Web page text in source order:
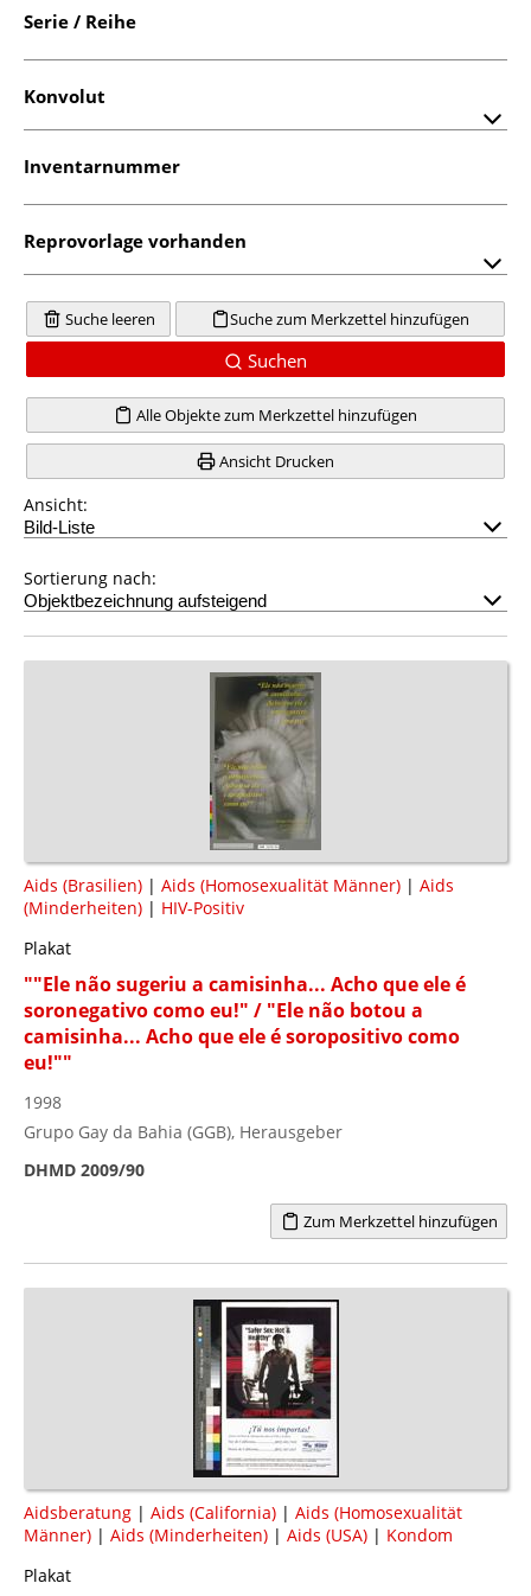
Serie / Reihe
Konvolut
Inventarnummer
Reprovorlage vorhanden
Suche leeren Suche zum Merkzettel hinzufügen
Suchen
Alle Objekte zum Merkzettel hinzufügen
Ansicht Drucken
Ansicht:
Sortierung nach:
Aids (Brasilien) | Aids (Homosexualität Männer) | Aids
(Minderheiten) | HIV-Positiv
Plakat
""Ele não sugeriu a camisinha... Acho que ele é
soronegativo como eu!" / "Ele não botou a
camisinha... Acho que ele é soropositivo como
eu!""
1998
Grupo Gay da Bahia (GGB), Herausgeber
DHMD 2009/90
Zum Merkzettel hinzufügen
Aidsberatung | Aids (California) | Aids (Homosexualität
Männer) | Aids (Minderheiten) | Aids (USA) | Kondom
Plakat